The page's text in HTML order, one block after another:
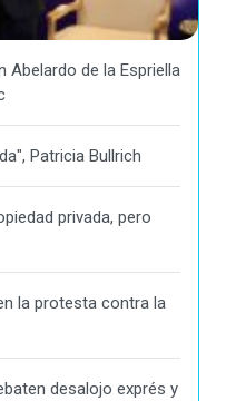
Abelardo de la Espriella
Patricia Bullrich
privada, pero
la protesta contra la
desalojo exprés y